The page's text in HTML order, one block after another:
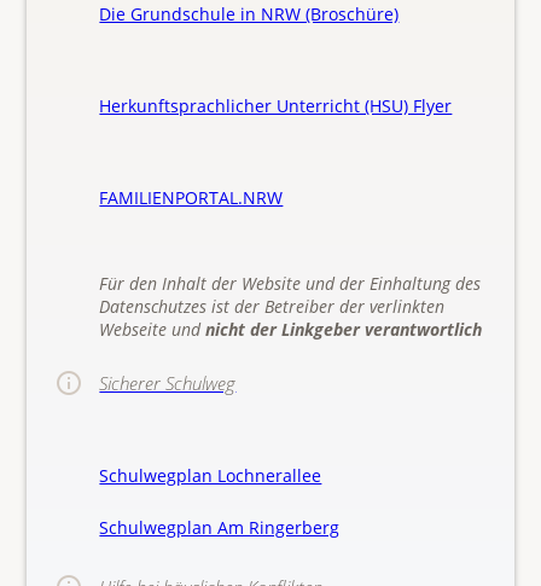
Die Grundschule in NRW (Broschüre)
Herkunftsprachlicher Unterricht (HSU) Flyer
FAMILIENPORTAL.NRW
Für den Inhalt der Website und der Einhaltung des
Datenschutzes ist der Betreiber der verlinkten
Webseite undnicht der Linkgeber verantwortlich
Sicherer Schulweg
Schulwegplan Lochnerallee
Schulwegplan Am Ringerberg